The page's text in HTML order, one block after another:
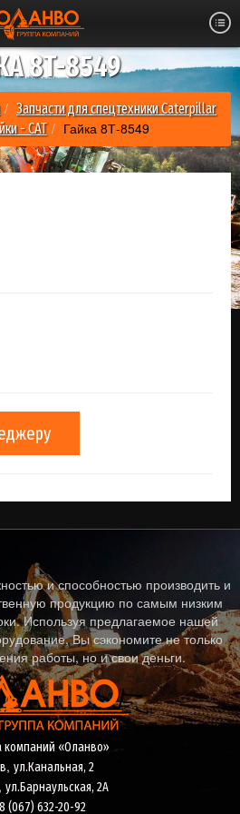
8Т-8549
Запчасти для спецтехники Caterpillar
- CAT
Гайка 8Т-8549
и способностью производить и
продукцию по самым низким
Используя предлагаемое нашей
Вы сэкономите не только
работы, но и свои деньги.
компаний «Оланво»
, ул.Канальная, 2
, ул.Барнаульская, 2А
(067) 632-20-92